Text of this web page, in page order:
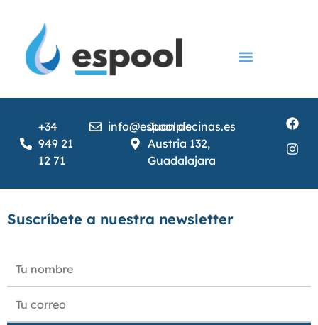
+34
949 21
12 71
info@espoolpiscinas.es
Juan de
Austria 132,
Guadalajara
Suscríbete a nuestra newsletter